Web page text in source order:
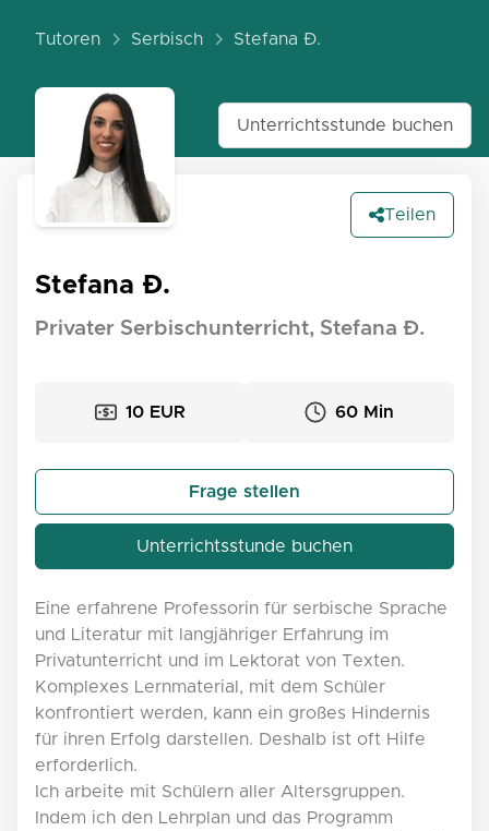
Tutoren Serbisch Stefana Đ.
Unterrichtsstunde buchen
Teilen
Stefana Đ.
Privater Serbischunterricht, Stefana Đ.
10 EUR 60 Min
Frage stellen
Unterrichtsstunde buchen
Eine erfahrene Professorin für serbische Sprache
und Literatur mit langjähriger Erfahrung im
Privatunterricht und im Lektorat von Texten.
Komplexes Lernmaterial, mit dem Schüler
konfrontiert werden, kann ein großes Hindernis
für ihren Erfolg darstellen. Deshalb ist oft Hilfe
erforderlich.
Ich arbeite mit Schülern aller Altersgruppen.
Indem ich den Lehrplan und das Programm